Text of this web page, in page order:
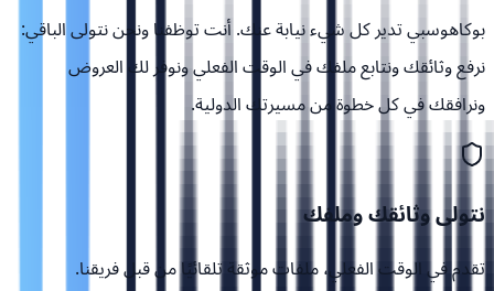
بوكاهوسبي تدير كل شيء نيابة عنك. أنت توظفنا ونحن نتولى الباقي:
نرفع وثائقك ونتابع ملفك في الوقت الفعلي ونوفر لك العروض
ونرافقك في كل خطوة من مسيرتك الدولية.
نتولى وثائقك وملفك
تقدم في الوقت الفعلي، ملفات موثقة تلقائيًا من قبل فريقنا.